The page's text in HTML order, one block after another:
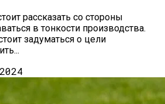
рассказать со стороны
в тонкости производства.
задуматься о цели